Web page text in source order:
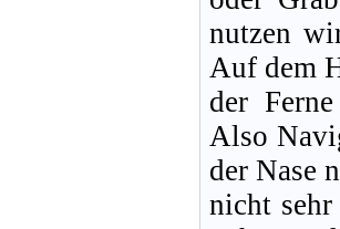
nutzen
Auf dem
der
Also
der Nase
nicht